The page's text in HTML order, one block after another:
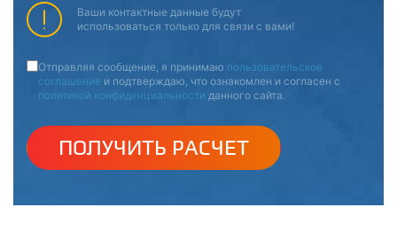
Ваши контактные данные будут
использоваться только для связи с вами!
Отправляя сообщение, я принимаю пользовательское
соглашение и подтверждаю, что ознакомлен и согласен с
политикой конфиденциальности данного сайта.
ПОЛУЧИТЬ РАСЧЕТ